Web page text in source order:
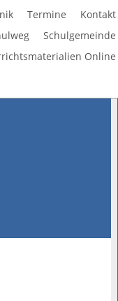
Kontakt
Termine
Schulgemeinde
Online